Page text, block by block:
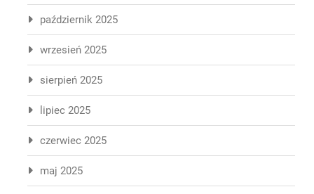
październik 2025
wrzesień 2025
sierpień 2025
lipiec 2025
czerwiec 2025
maj 2025